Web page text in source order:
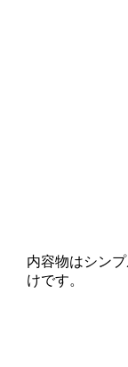
内容物はシン
けです。